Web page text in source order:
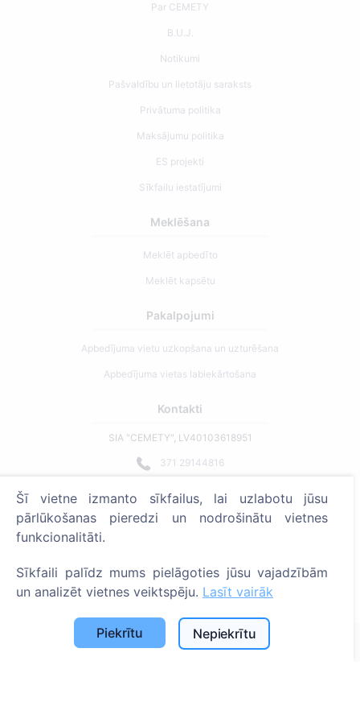
Par CEMETY
B.U.J.
Notikumi
Pašvaldību un lietotāju saraksts
Privātuma politika
Maksājumu politika
ES projekti
Sīkfailu iestatījumi
Meklēšana
Meklēt apbedīto
Meklēt kapsētu
Pakalpojumi
Apbedījuma vietu uzkopšana un uzturēšana
Apbedījuma vietas labiekārtošana
Kontakti
SIA "CEMETY", LV40103618951
371 29144816
Strādājam visā Latvijā!
Administratoriem
© 2013 - 2026 Cemety Visas tiesības aizsargātas
Privātuma politika un noteikumi.
Šī vietne izmanto sīkfailus, lai uzlabotu jūsu
pārlūkošanas pieredzi un nodrošinātu vietnes
funkcionalitāti.
Sīkfaili palīdz mums pielāgoties jūsu vajadzībām
un analizēt vietnes veiktspēju. Lasīt vairāk
Piekrītu Nepiekrītu